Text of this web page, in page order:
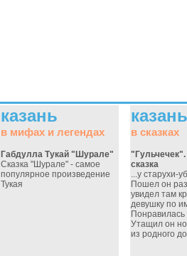
казань
в мифах и легендах
Габдулла Тукай "Шурале"
Сказка "Шурале" - самое
популярное произведение
Тукая
казань
в сказках
сказка
...у старухи-
Пошел он
увидел там
девушку по
Понравилась
Утащил он
из родного